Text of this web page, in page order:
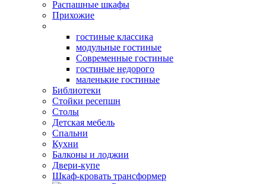
Распашные шкафы
Прихожие
гостиные классика
модульные гостиные
Современные гостиные
гостиные недорого
маленькие гостиные
Библиотеки
Стойки ресепшн
Столы
Детская мебель
Спальни
Кухни
Балконы и лоджии
Двери-купе
Шкаф-кровать трансформер